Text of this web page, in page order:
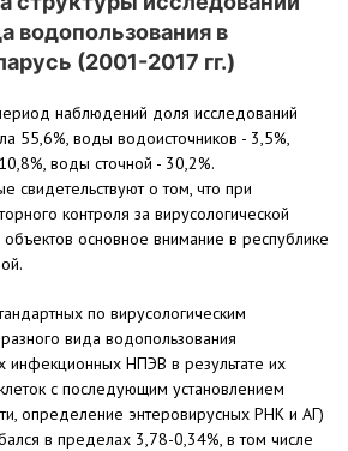
водопользования в
(2001-2017 гг.)
наблюдений доля исследований
55,6%, воды водоисточников - 3,5%,
воды сточной - 30,2%.
свидетельствуют о том, что при
контроля за вирусологической
основное внимание в республике
по вирусологическим
вида водопользования
инфекционных НПЭВ в результате их
с последующим установлением
определение энтеровирусных РНК и АГ)
в пределах 3,78-0,34%, в том числе